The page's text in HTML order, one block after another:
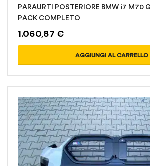
PARAURTI POSTERIORE BMW i7 M70
PACK COMPLETO
1.060,87 €
AGGIUNGI AL CARRELLO